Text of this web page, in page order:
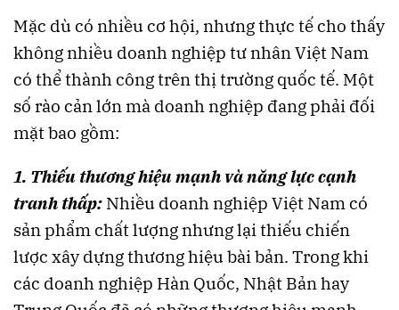
Mặc dù có nhiều cơ hội, nhưng thực tế cho thấy
không nhiều doanh nghiệp tư nhân Việt Nam
có thể thành công trên thị trường quốc tế. Một
số rào cản lớn mà doanh nghiệp đang phải đối
mặt bao gồm:
1. Thiếu thương hiệu mạnh và năng lực cạnh
tranh thấp: Nhiều doanh nghiệp Việt Nam có
sản phẩm chất lượng nhưng lại thiếu chiến
lược xây dựng thương hiệu bài bản. Trong khi
các doanh nghiệp Hàn Quốc, Nhật Bản hay